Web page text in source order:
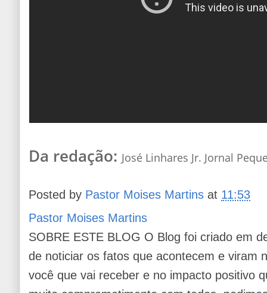
Da redação: José Linhares Jr. Jornal
Posted by Pastor Moises Martins at 11:53
Pastor Moises Martins
SOBRE ESTE BLOG O Blog foi criado em
de noticiar os fatos que acontecem e viram
você que vai receber e no impacto positivo